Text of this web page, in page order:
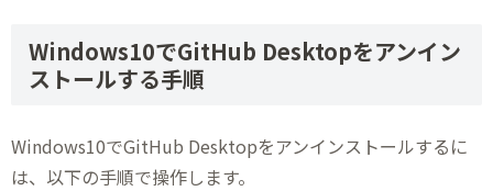
Windows10でGitHub Desktopをアンイン
ストールする手順
Windows10でGitHub Desktopをアンインストールするに
は、以下の手順で操作します。